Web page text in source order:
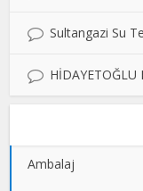
Sultangazi Su
HİDAYETOĞLU
Ambalaj